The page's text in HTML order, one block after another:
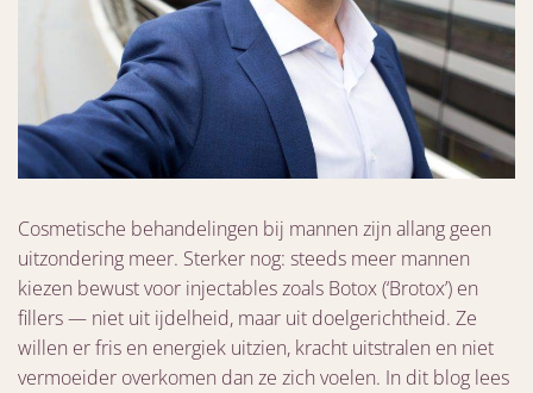
Cosmetische behandelingen bij mannen zijn allang geen
uitzondering meer. Sterker nog: steeds meer mannen
kiezen bewust voor injectables zoals Botox (‘Brotox’) en
fillers — niet uit ijdelheid, maar uit doelgerichtheid. Ze
willen er fris en energiek uitzien, kracht uitstralen en niet
vermoeider overkomen dan ze zich voelen. In dit blog lees